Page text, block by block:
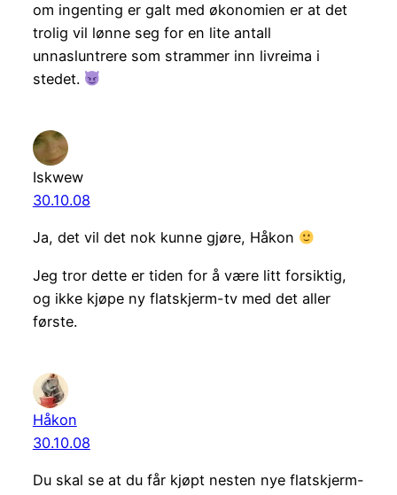
om ingenting er galt med økonomien er at det
trolig vil lønne seg for en lite antall
unnasluntrere som strammer inn livreima i
stedet.
Iskwew
30.10.08
Ja, det vil det nok kunne gjøre, Håkon
Jeg tror dette er tiden for å være litt forsiktig,
og ikke kjøpe ny flatskjerm-tv med det aller
første.
Håkon
30.10.08
Du skal se at du får kjøpt nesten nye flatskjerm-